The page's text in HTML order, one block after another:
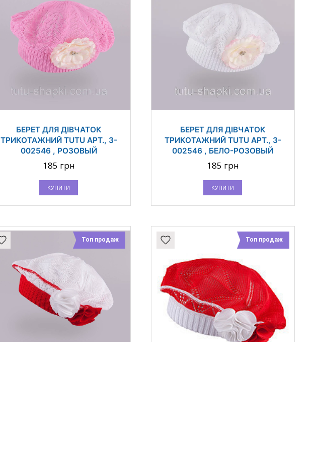
БЕРЕТ ДЛЯ ДІВЧАТОК
ТРИКОТАЖНИЙ TUTU АРТ., 3-
002546 , РОЗОВЫЙ
185 грн
КУПИТИ
БЕРЕТ ДЛЯ ДІВЧАТОК
ТРИКОТАЖНИЙ TUTU АРТ., 3-
002546 , БЕЛО-РОЗОВЫЙ
185 грн
КУПИТИ
Топ продаж Топ продаж